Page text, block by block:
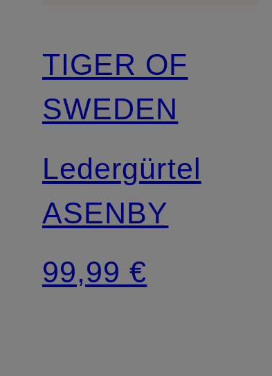
TIGER OF
SWEDEN
Ledergürtel
ASENBY
99,99 €